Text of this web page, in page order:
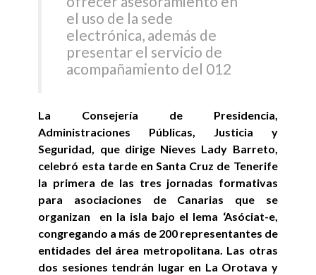
el uso de la sede
electrónica, además de
presentar el servicio de
acompañamiento del 012
La Consejería de Presidencia,
Administraciones Públicas, Justicia y
Seguridad, que dirige Nieves Lady Barreto,
celebró esta tarde en Santa Cruz de Tenerife
la primera de las tres jornadas formativas
para asociaciones de Canarias que se
organizan en la isla bajo el lema ‘Asóciat-e,
congregando a más de 200 representantes de
entidades del área metropolitana. Las otras
dos sesiones tendrán lugar en La Orotava y